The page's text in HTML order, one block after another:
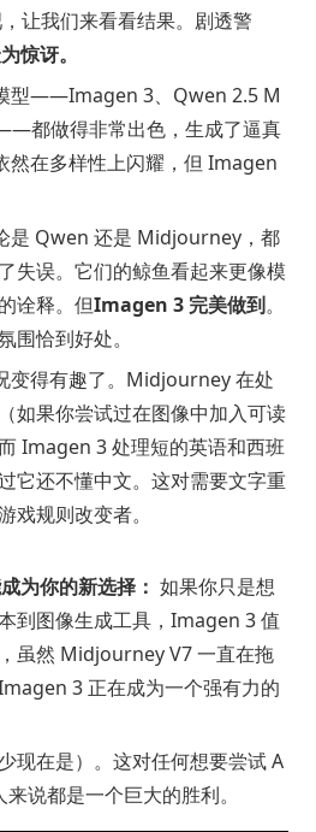
让我们来看看结果。剧透警
惊讶。
型——Imagen 3、Qwen 2.5 M
都做得非常出色，生成了逼真
在多样性上闪耀，但 Imagen
是 Qwen 还是 Midjourney，都
失误。它们的鲸鱼看起来更像模
诠释。但Imagen 3 完美做到。
围恰到好处。
变得有趣了。Midjourney 在处
如果你尝试过在图像中加入可读
Imagen 3 处理短的英语和西班
它还不懂中文。这对需要文字重
戏规则改变者。
为你的新选择： 如果你只是想
到图像生成工具，Imagen 3 值
虽然 Midjourney V7 一直在拖
3 正在成为一个强有力的
少现在是）。这对任何想要尝试 A
说都是一个巨大的胜利。